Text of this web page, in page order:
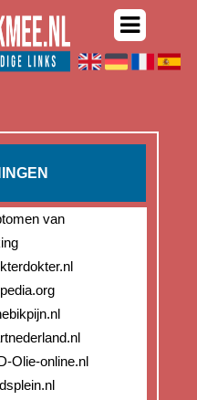
van
Olie-online.nl